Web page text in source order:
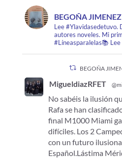
BEGOÑA JIMENEZ
Lee #Ylavidasedetuvo.
autores noveles. Mi
#Líneasparalelas📚
BEGOÑA
MigueldiazRFET
No sabéis la ilusión
Rafa se han
final M1000 Miami
difíciles. Los 2
con un futuro
Español.Lástima